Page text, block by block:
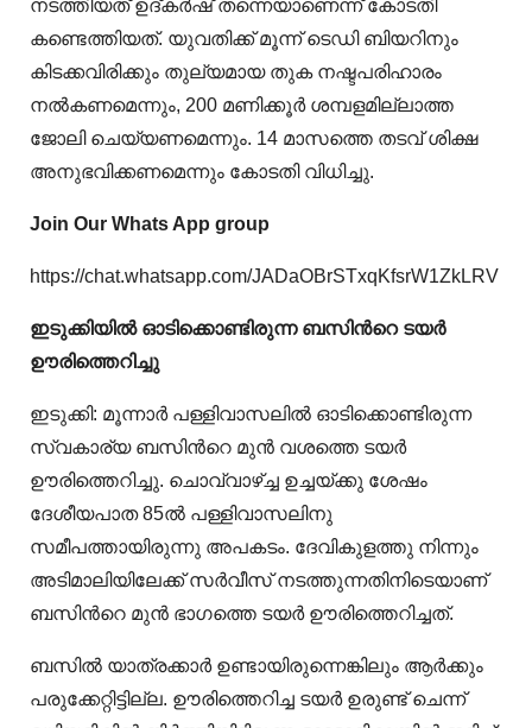
നടത്തിയത് ഉദ്കർഷ് തന്നെയാണെന്ന് കോടതി
കണ്ടെത്തിയത്. യുവതിക്ക് മൂന്ന് ടെഡി ബിയറിനും
കിടക്കവിരിക്കും തുല്യമായ തുക നഷ്ടപരിഹാരം
നൽകണമെന്നും, 200 മണിക്കൂർ ശമ്പളമില്ലാത്ത
ജോലി ചെയ്യണമെന്നും. 14 മാസത്തെ തടവ് ശിക്ഷ
അനുഭവിക്കണമെന്നും കോടതി വിധിച്ചു.
Join Our Whats App group
https://chat.whatsapp.com/JADaOBrSTxqKfsrW1ZkLRV
ഇടുക്കിയിൽ ഓടിക്കൊണ്ടിരുന്ന ബസിന്‍റെ ടയർ
ഊരിത്തെറിച്ചു
ഇടുക്കി: മൂന്നാർ പള്ളിവാസലിൽ ഓടിക്കൊണ്ടിരുന്ന
സ്വകാര്യ ബസിന്‍റെ മുൻ വശത്തെ ടയർ
ഊരിത്തെറിച്ചു. ചൊവ്വാഴ്ച്ച ഉച്ചയ്ക്കു ശേഷം
ദേശീയപാത 85ൽ പള്ളിവാസലിനു
സമീപത്തായിരുന്നു അപകടം. ദേവികുളത്തു നിന്നും
അടിമാലിയിലേക്ക് സർവീസ് നടത്തുന്നതിനിടെയാണ്
ബസിന്‍റെ മുൻ ഭാഗത്തെ ടയർ ഊരിത്തെറിച്ചത്.
ബസിൽ യാത്രക്കാർ ഉണ്ടായിരുന്നെങ്കിലും ആർക്കും
പരുക്കേറ്റിട്ടില്ല. ഊരിത്തെറിച്ച ടയർ ഉരുണ്ട് ചെന്ന്